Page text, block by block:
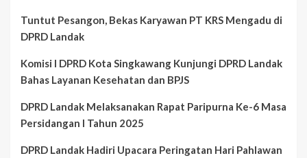
Tuntut Pesangon, Bekas Karyawan PT KRS Mengadu di
DPRD Landak
Komisi I DPRD Kota Singkawang Kunjungi DPRD Landak
Bahas Layanan Kesehatan dan BPJS
DPRD Landak Melaksanakan Rapat Paripurna Ke-6 Masa
Persidangan I Tahun 2025
DPRD Landak Hadiri Upacara Peringatan Hari Pahlawan